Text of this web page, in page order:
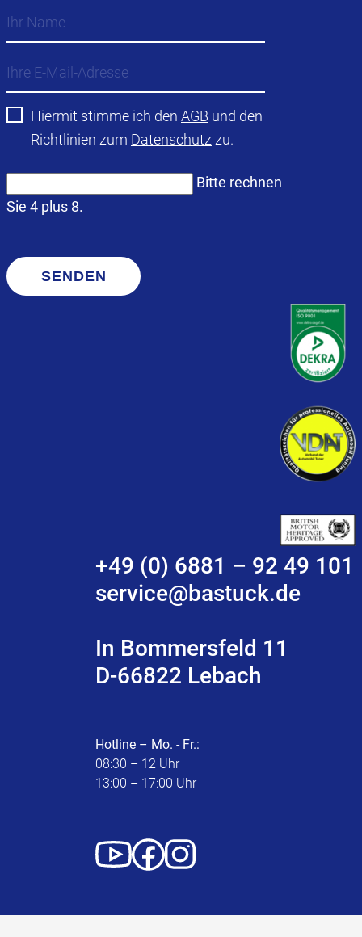
Hiermit stimme ich den AGB und den
Richtlinien zum Datenschutz zu.
Bitte rechnen
Sie 4 plus 8.
SENDEN
+49 (0) 6881 – 92 49 101
service@bastuck.de
In Bommersfeld 11
D-66822 Lebach
Hotline – Mo. - Fr.:
08:30 – 12 Uhr
13:00 – 17:00 Uhr